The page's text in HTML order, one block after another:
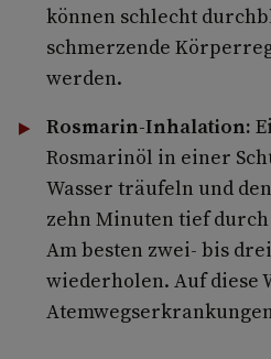
können schlecht
schmerzende
werden.
Rosmarin-Inhalation:
Rosmarinöl in einer
Wasser träufeln und
zehn Minuten tief
Am besten zwei- bis
wiederholen. Auf diese